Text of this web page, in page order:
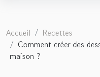
Accueil
Recettes
Comment créer des
maison ?